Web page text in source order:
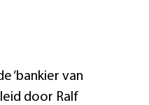
‘bankier van
door Ralf